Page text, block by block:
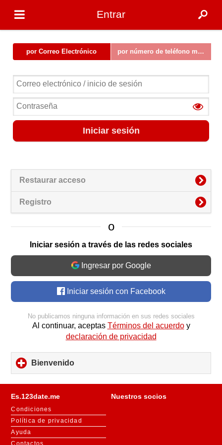
Entrar
por Correo Electrónico por número de teléfono móvil
Iniciar sesión
Restaurar acceso
Registro
o
Iniciar sesión a través de las redes sociales
Ingresar por Google
Iniciar sesión con Facebook
No publicamos ninguna información en sus redes sociales
Al continuar, aceptas Términos del acuerdoy
declaración de privacidad
Bienvenido
to
expand
Es.123date.me
Condiciones
Política de privacidad
Ayuda
Nuestros socios